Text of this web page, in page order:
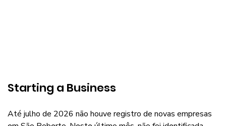
Starting a Business
Até julho de 2026 não houve registro de novas empresas